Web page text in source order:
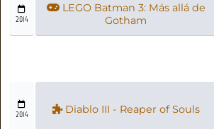
2014
LEGO Batman 3: Más allá de
Gotham
2014 Diablo III - Reaper of Souls